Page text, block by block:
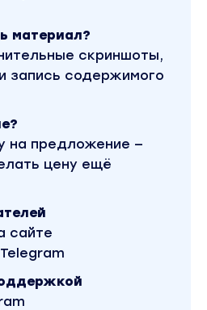
материал?
скриншоты,
запись содержимого
на предложение —
цену ещё
сайте